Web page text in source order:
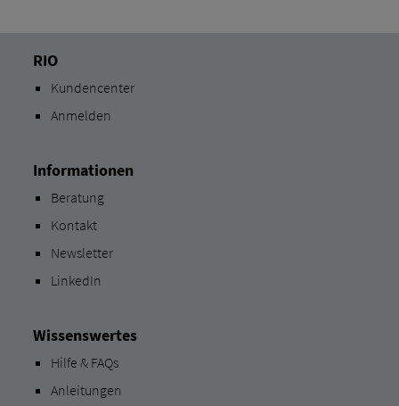
RIO
Kundencenter
Anmelden
Informationen
Beratung
Kontakt
Newsletter
LinkedIn
Wissenswertes
Hilfe & FAQs
Anleitungen